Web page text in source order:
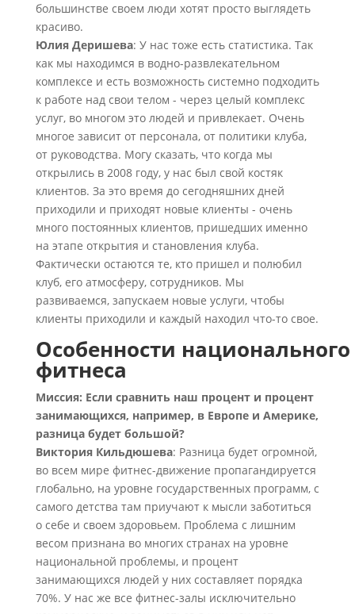
большинстве своем люди хотят просто выглядеть
красиво.
Юлия Деришева: У нас тоже есть статистика. Так
как мы находимся в водно-развлекательном
комплексе и есть возможность системно подходить
к работе над свои телом - через целый комплекс
услуг, во многом это людей и привлекает. Очень
многое зависит от персонала, от политики клуба,
от руководства. Могу сказать, что когда мы
открылись в 2008 году, у нас был свой костяк
клиентов. За это время до сегодняшних дней
приходили и приходят новые клиенты - очень
много постоянных клиентов, пришедших именно
на этапе открытия и становления клуба.
Фактически остаются те, кто пришел и полюбил
клуб, его атмосферу, сотрудников. Мы
развиваемся, запускаем новые услуги, чтобы
клиенты приходили и каждый находил что-то свое.
Особенности национального
фитнеса
Миссия: Если сравнить наш процент и процент
занимающихся, например, в Европе и Америке,
разница будет большой?
Виктория Кильдюшева: Разница будет огромной,
во всем мире фитнес-движение пропагандируется
глобально, на уровне государственных программ, с
самого детства там приучают к мысли заботиться
о себе и своем здоровьем. Проблема с лишним
весом признана во многих странах на уровне
национальной проблемы, и процент
занимающихся людей у них составляет порядка
70%. У нас же все фитнес-залы исключительно